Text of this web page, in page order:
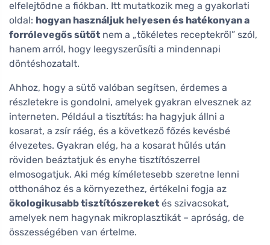
elfelejtődne a fiókban. Itt mutatkozik meg a gyakorlati
oldal: hogyan használjuk helyesen és hatékonyan a
forrólevegős sütőt nem a „tökéletes receptekről” szól,
hanem arról, hogy leegyszerűsíti a mindennapi
döntéshozatalt.
Ahhoz, hogy a sütő valóban segítsen, érdemes a
részletekre is gondolni, amelyek gyakran elvesznek az
interneten. Például a tisztítás: ha hagyjuk állni a
kosarat, a zsír ráég, és a következő főzés kevésbé
élvezetes. Gyakran elég, ha a kosarat hűlés után
röviden beáztatjuk és enyhe tisztítószerrel
elmosogatjuk. Aki még kíméletesebb szeretne lenni
otthonához és a környezethez, értékelni fogja az
ökologikusabb tisztítószereket és szivacsokat,
amelyek nem hagynak mikroplasztikát – apróság, de
összességében van értelme.